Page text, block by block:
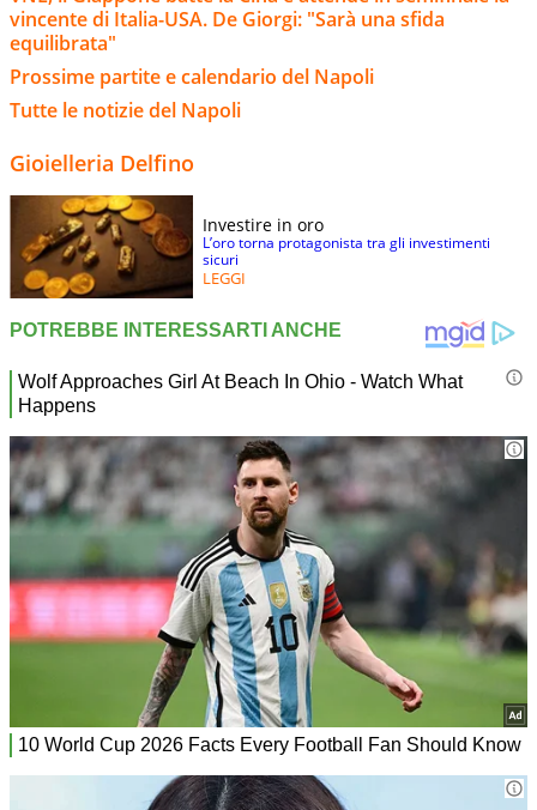
vincente di Italia-USA. De Giorgi: "Sarà una sfida
equilibrata"
Prossime partite e calendario del Napoli
Tutte le notizie del Napoli
Gioielleria Delfino
Investire in oro
L’oro torna protagonista tra gli investimenti
sicuri
LEGGI